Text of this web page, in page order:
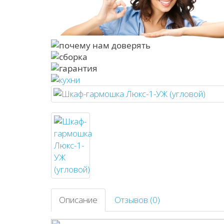
Описание Отзывов (0)